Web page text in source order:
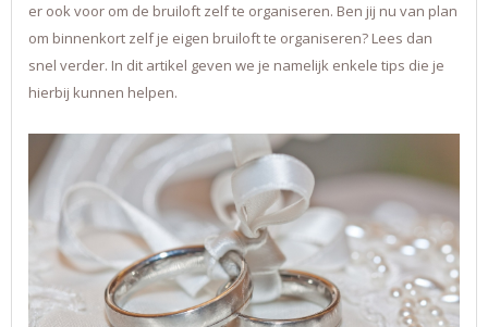
er ook voor om de bruiloft zelf te organiseren. Ben jij nu van plan
om binnenkort zelf je eigen bruiloft te organiseren? Lees dan
snel verder. In dit artikel geven we je namelijk enkele tips die je
hierbij kunnen helpen.